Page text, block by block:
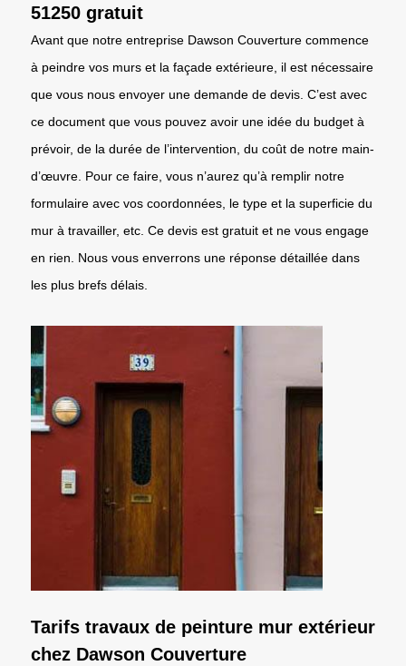
51250 gratuit
Avant que notre entreprise Dawson Couverture commence
à peindre vos murs et la façade extérieure, il est nécessaire
que vous nous envoyer une demande de devis. C’est avec
ce document que vous pouvez avoir une idée du budget à
prévoir, de la durée de l’intervention, du coût de notre main-
d’œuvre. Pour ce faire, vous n’aurez qu’à remplir notre
formulaire avec vos coordonnées, le type et la superficie du
mur à travailler, etc. Ce devis est gratuit et ne vous engage
en rien. Nous vous enverrons une réponse détaillée dans
les plus brefs délais.
Tarifs travaux de peinture mur extérieur
chez Dawson Couverture